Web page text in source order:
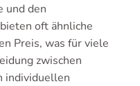
und den
oft ähnliche
Preis, was für viele
zwischen
individuellen